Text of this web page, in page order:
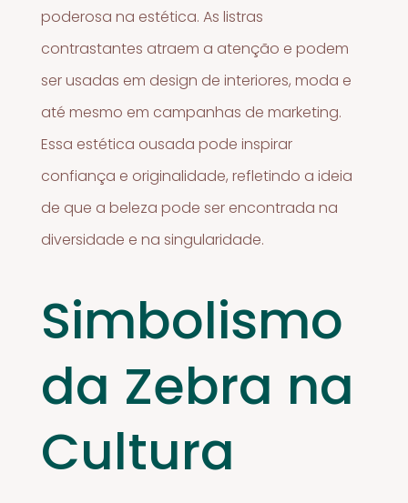
poderosa na estética. As listras
contrastantes atraem a atenção e podem
ser usadas em design de interiores, moda e
até mesmo em campanhas de marketing.
Essa estética ousada pode inspirar
confiança e originalidade, refletindo a ideia
de que a beleza pode ser encontrada na
diversidade e na singularidade.
Simbolismo
da Zebra na
Cultura